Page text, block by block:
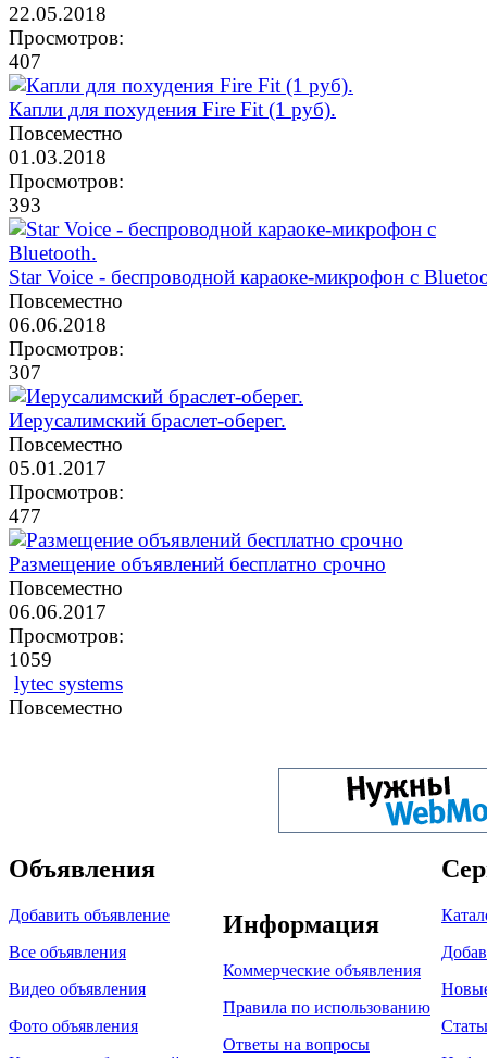
22.05.2018
Просмотров:
407
Капли для похудения Fire Fit (1 руб).
Повсеместно
01.03.2018
Просмотров:
393
Star Voice - беспроводной караоке-микрофон с
Повсеместно
06.06.2018
Просмотров:
307
Иерусалимский браслет-оберег.
Повсеместно
05.01.2017
Просмотров:
477
Размещение объявлений бесплатно срочно
Повсеместно
06.06.2017
Просмотров:
1059
lytec systems
Повсеместно
Объявления
Добавить объявление
Все объявления
Видео объявления
Фото объявления
Информация
Коммерческие объявления
Правила по использованию
Ответы на вопросы